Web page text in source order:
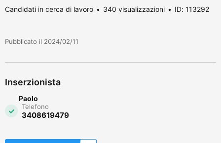
Candidati in cerca di lavoro 340 visualizzazioni ID: 113292
Pubblicato il 2024/02/11
Inserzionista
Paolo
Telefono
3408619479